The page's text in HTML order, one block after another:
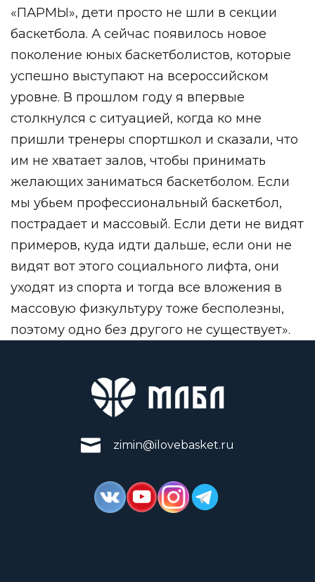
«ПАРМЫ», дети просто не шли в секции
баскетбола. А сейчас появилось новое
поколение юных баскетболистов, которые
успешно выступают на всероссийском
уровне. В прошлом году я впервые
столкнулся с ситуацией, когда ко мне
пришли тренеры спортшкол и сказали, что
им не хватает залов, чтобы принимать
желающих заниматься баскетболом. Если
мы убьем профессиональный баскетбол,
пострадает и массовый. Если дети не видят
примеров, куда идти дальше, если они не
видят вот этого социального лифта, они
уходят из спорта и тогда все вложения в
массовую физкультуру тоже бесполезны,
поэтому одно без другого не существует».
zimin@ilovebasket.ru